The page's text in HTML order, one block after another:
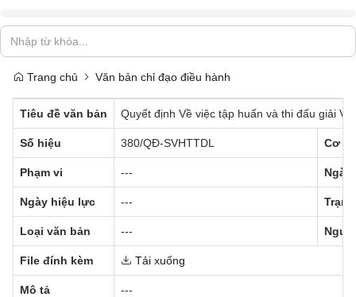
Trang chủ Văn bản chỉ đạo điều hành
Tiêu đề văn bản Quyết định Về việc tập huấn và thi đấu giải
Số hiệu 380/QĐ-SVHTTDL Cơ
Phạm vi --- Ngày
Ngày hiệu lực ---
Loại văn bản ---
File đính kèm Tải xuống
Mô tả ---